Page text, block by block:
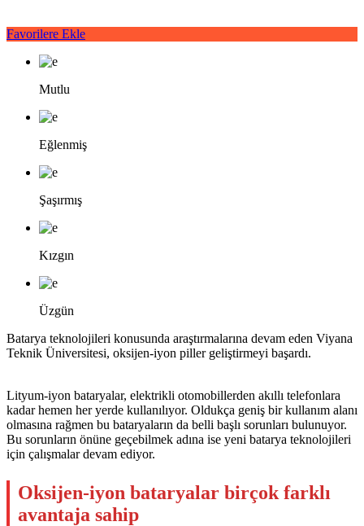
Favorilere Ekle
Mutlu
Eğlenmiş
Şaşırmış
Kızgın
Üzgün
Batarya teknolojileri konusunda araştırmalarına devam eden Viyana
Teknik Üniversitesi, oksijen-iyon piller geliştirmeyi başardı.
Lityum-iyon bataryalar, elektrikli otomobillerden akıllı telefonlara
kadar hemen her yerde kullanılıyor. Oldukça geniş bir kullanım alanı
olmasına rağmen bu bataryaların da belli başlı sorunları bulunuyor.
Bu sorunların önüne geçebilmek adına ise yeni batarya teknolojileri
için çalışmalar devam ediyor.
Oksijen-iyon bataryalar birçok farklı
avantaja sahip